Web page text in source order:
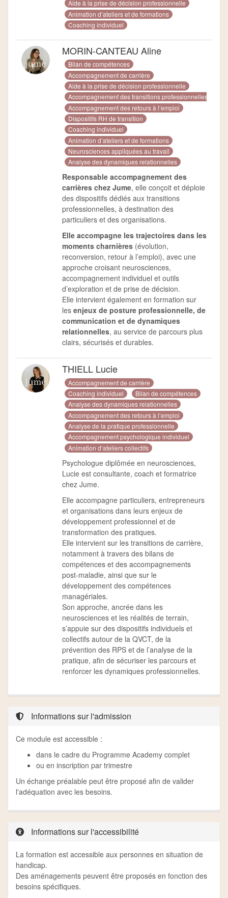
Aide à la prise de décision professionnelle
Animation d’ateliers et de formations
Coaching individuel
MORIN-CANTEAU Aline
Bilan de compétences
Accompagnement de carrière
Aide à la prise de décision professionnelle
Accompagnement des transitions professionnelles
Accompagnement des retours à l’emploi
Dispositifs RH de transition
Coaching individuel
Animation d’ateliers et de formations
Neurosciences appliquées au travail
Analyse des dynamiques relationnelles
Responsable accompagnement des
carrières chez Jume, elle conçoit et déploie
des dispositifs dédiés aux transitions
professionnelles, à destination des
particuliers et des organisations.
Elle accompagne les trajectoires dans les
moments charnières (évolution,
reconversion, retour à l’emploi), avec une
approche croisant neurosciences,
accompagnement individuel et outils
d’exploration et de prise de décision.
Elle intervient également en formation sur
les enjeux de posture professionnelle, de
communication et de dynamiques
relationnelles, au service de parcours plus
clairs, sécurisés et durables.
THIELL Lucie
Accompagnement de carrière
Coaching individuel
Bilan de compétences
Analyse des dynamiques relationnelles
Accompagnement des retours à l’emploi
Analyse de la pratique professionnelle
Accompagnement psychologique individuel
Animation d’ateliers collectifs
Psychologue diplômée en neurosciences,
Lucie est consultante, coach et formatrice
chez Jume.
Elle accompagne particuliers, entrepreneurs
et organisations dans leurs enjeux de
développement professionnel et de
transformation des pratiques.
Elle intervient sur les transitions de carrière,
notamment à travers des bilans de
compétences et des accompagnements
post-maladie, ainsi que sur le
développement des compétences
managériales.
Son approche, ancrée dans les
neurosciences et les réalités de terrain,
s’appuie sur des dispositifs individuels et
collectifs autour de la QVCT, de la
prévention des RPS et de l’analyse de la
pratique, afin de sécuriser les parcours et
renforcer les dynamiques professionnelles.
Informations sur l'admission
Ce module est accessible :
dans le cadre du Programme Academy complet
ou en inscription par trimestre
Un échange préalable peut être proposé afin de valider
l'adéquation avec les besoins.
Informations sur l'accessibilité
La formation est accessible aux personnes en situation de
handicap.
Des aménagements peuvent être proposés en fonction des
besoins spécifiques.